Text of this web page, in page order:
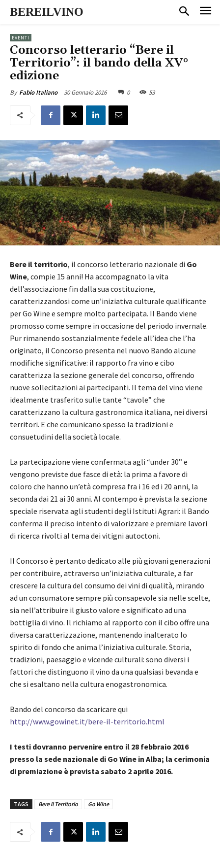
BEREILVINO
EVENTI
Concorso letterario “Bere il
Territorio”: il bando della XV°
edizione
By Fabio Italiano 30 Gennaio 2016 0 53
Bere il territorio, il concorso letterario nazionale di Go
Wine, compie 15 anni! Ha accompagnato la vita
dell’associazione fin dalla sua costituzione,
caratterizzandosi come un’iniziativa culturale qualificante
per Go Wine e sempre molto partecipata. Il Bando viene
promosso come sempre in occasione del periodo invernale.
Pur rimanendo sostanzialmente fedele all’idea che l’ha
originato, il Concorso presenta nel nuovo Bando alcune
modifiche significative: il rapporto fra vino e cibo
caratterizza la sezione generale del concorso, offrendo
nuove sollecitazioni ai partecipanti. Il tema del vino viene
idealmente trasferito sulle tante “tavole” che
caratterizzano la cultura gastronomica italiana, nei diversi
territori. E che comunicano spesso la tradizioni e
consuetudini della società locale.
La partecipazione viene confermata agli “under 30” e
vengono previste due fasce di età: la prima a favore di
coloro che hanno un’età compresa fra i 16 ed i 20 anni, la
seconda dai 21 ai 30 anni. Al contempo è prevista la sezione
speciale riservata agli studenti degli Istituti Agrari: il Bando
conferma il preciso intento di valorizzare e premiare lavori
di ricerca rivolti al tema dei vitigni autoctoni.
Il Concorso è pertanto dedicato alle più giovani generazioni
per contribuire, attraverso un’iniziativa culturale, a far
crescere la cultura del consumo dei vini di qualità, mirando
ad un consumatore sempre più consapevole sia nelle scelte,
sia nell’attribuire il giusto valore e significato ad una
bottiglia di vino. Il richiamo al rapporto con il cibo offre una
diversa caratterizzazione, mantenendo inalterato lo
spirito di fondo che anima l’iniziativa culturale. Storia,
tradizioni, paesaggio e vicende culturali: sono diversi i
fattori che distinguono il vino da una qualsiasi bevanda e
che si esaltano nella cultura enogastronomica.
Bando del concorso da scaricare qui
http://www.gowinet.it/bere-il-territorio.html
I testi dovranno pervenire entro il 28 febbraio 2016
presso la sede nazionale di Go Wine in Alba; la cerimonia
di premiazione è prevista sabato 2 aprile 2016.
TAGS Bere il Territorio Go Wine